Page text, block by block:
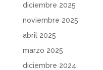
diciembre 2025
noviembre 2025
abril 2025
marzo 2025
diciembre 2024